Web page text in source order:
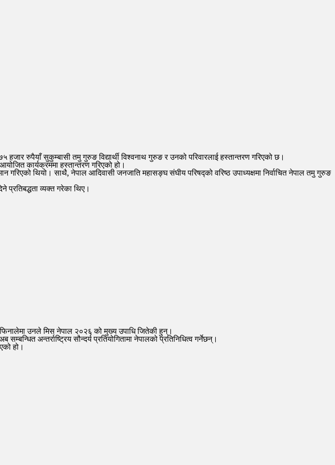
रुपैयाँ सुकुम्बासी तमु गुरुङ विद्यार्थी विश्वनाथ गुरुङ र उनको परिवारलाई हस्तान्तरण गरिएको छ।
कार्यक्रममा हस्तान्तरण गरिएको हो।
गरिएको थियो। साथै, नेपाल आदिवासी जनजाति महासङ्घ संघीय परिषद्को वरिष्ठ उपाध्यक्षमा निर्वाचित नेपाल तमु गुरुङ
प्रतिबद्धता व्यक्त गरेका थिए।
उनले मिस नेपाल २०२६ को मुख्य उपाधि जितेकी हुन्।
अन्तर्राष्ट्रिय सौन्दर्य प्रतियोगितामा नेपालको प्रतिनिधित्व गर्नेछन्।
हो।